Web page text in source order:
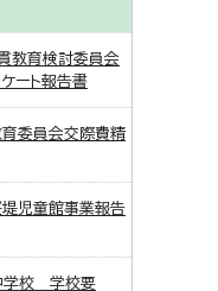
教育検討委員会
ート報告書
委員会交際費精
児童館事業報告
学校 学校要